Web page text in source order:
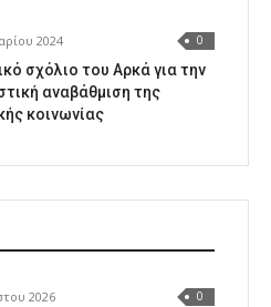
2024 0
σχόλιο του Αρκά για την
αναβάθμιση της
κοινωνίας
2026 0